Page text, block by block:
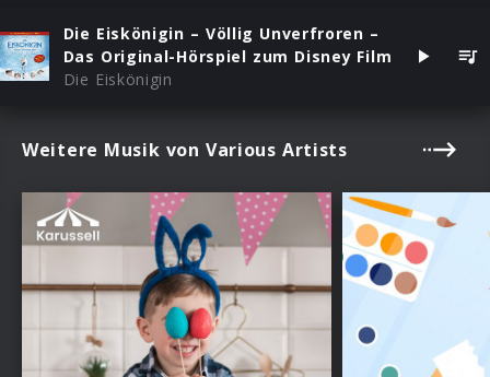
Die Eiskönigin – Völlig Unverfroren –
Das Original-Hörspiel zum Disney Film
Die Eiskönigin
Weitere Musik von Various Artists